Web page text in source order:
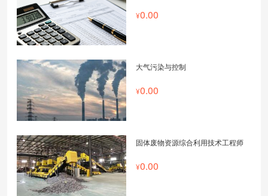
0.00
大气污染与控制
0.00
固体废物资源综合利用技术工程师
0.00